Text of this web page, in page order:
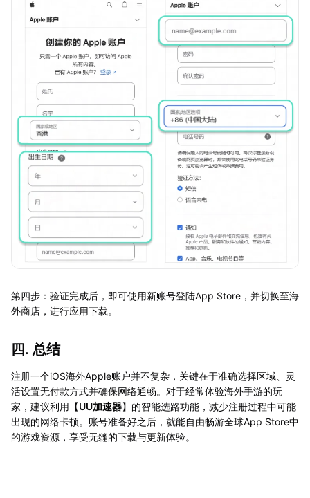
第四步：验证完成后，即可使用新账号登陆App Store，并切换至海
外商店，进行应用下载。
四. 总结
注册一个iOS海外Apple账户并不复杂，关键在于准确选择区域、灵
活设置无付款方式并确保网络通畅。对于经常体验海外手游的玩
家，建议利用【UU加速器】的智能选路功能，减少注册过程中可能
出现的网络卡顿。账号准备好之后，就能自由畅游全球App Store中
的游戏资源，享受无缝的下载与更新体验。